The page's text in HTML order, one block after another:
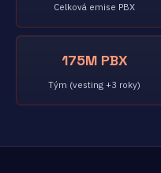
Celková emise PBX
175M PBX
Tým (vesting +3 roky)